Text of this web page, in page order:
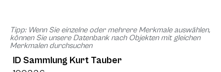
Tipp: Wenn Sie einzelne oder mehrere Merkmale auswählen,
können Sie unsere Datenbank nach Objekten mit gleichen
Merkmalen durchsuchen
ID Sammlung Kurt Tauber